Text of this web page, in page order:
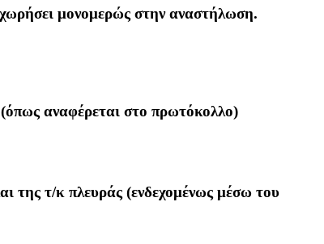
μονομερώς στην αναστήλωση.
(όπως αναφέρεται στο πρωτόκολλο)
τ/κ πλευράς (ενδεχομένως μέσω του